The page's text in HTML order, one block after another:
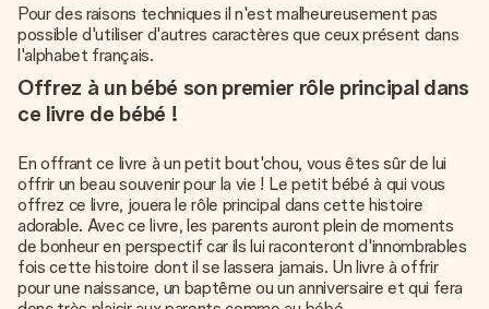
Pour des raisons techniques il n'est malheureusement pas
possible d'utiliser d'autres caractères que ceux présent dans
l'alphabet français.
Offrez à un bébé son premier rôle principal dans
ce livre de bébé !
En offrant ce livre à un petit bout'chou, vous êtes sûr de lui
offrir un beau souvenir pour la vie ! Le petit bébé à qui vous
offrez ce livre, jouera le rôle principal dans cette histoire
adorable. Avec ce livre, les parents auront plein de moments
de bonheur en perspectif car ils lui raconteront d'innombrables
fois cette histoire dont il se lassera jamais. Un livre à offrir
pour une naissance, un baptême ou un anniversaire et qui fera